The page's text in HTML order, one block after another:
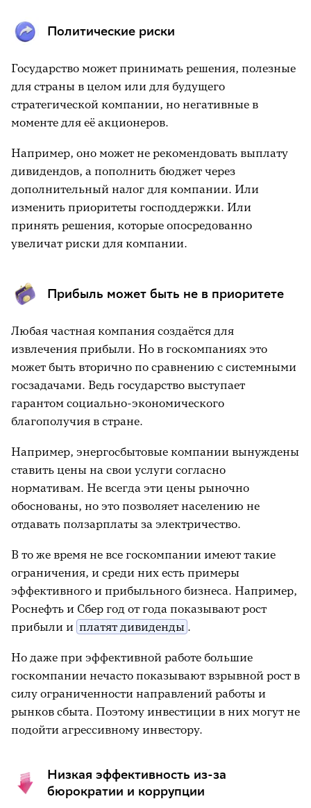
Политические риски
Государство может принимать решения, полезные
для страны в целом или для будущего
стратегической компании, но негативные в
моменте для её акционеров.
Например, оно может не рекомендовать выплату
дивидендов, а пополнить бюджет через
дополнительный налог для компании. Или
изменить приоритеты господдержки. Или
принять решения, которые опосредованно
увеличат риски для компании.
Прибыль может быть не в приоритете
Любая частная компания создаётся для
извлечения прибыли. Но в госкомпаниях это
может быть вторично по сравнению с системными
госзадачами. Ведь государство выступает
гарантом социально-экономического
благополучия в стране.
Например, энергосбытовые компании вынуждены
ставить цены на свои услуги согласно
нормативам. Не всегда эти цены рыночно
обоснованы, но это позволяет населению не
отдавать ползарплаты за электричество.
В то же время не все госкомпании имеют такие
ограничения, и среди них есть примеры
эффективного и прибыльного бизнеса. Например,
Роснефть и Сбер год от года показывают рост
прибыли и платят дивиденды .
Но даже при эффективной работе большие
госкомпании нечасто показывают взрывной рост в
силу ограниченности направлений работы и
рынков сбыта. Поэтому инвестиции в них могут не
подойти агрессивному инвестору.
Низкая эффективность из-за
бюрократии и коррупции